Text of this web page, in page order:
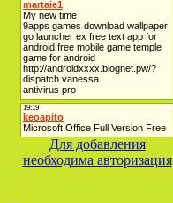
Для добавления
необходима авторизация